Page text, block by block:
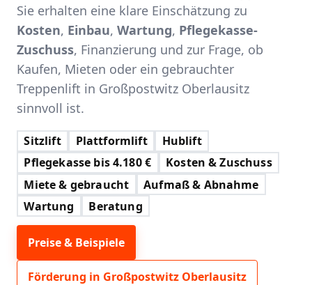
Sie erhalten eine klare Einschätzung zu
Kosten, Einbau, Wartung, Pflegekasse-
Zuschuss, Finanzierung und zur Frage, ob
Kaufen, Mieten oder ein gebrauchter
Treppenlift in Großpostwitz Oberlausitz
sinnvoll ist.
Sitzlift Plattformlift
Hublift
Pflegekasse bis 4.180 €
Kosten & Zuschuss
Miete & gebraucht
Aufmaß & Abnahme
Wartung
Beratung
Preise & Beispiele
Förderung in Großpostwitz Oberlausitz